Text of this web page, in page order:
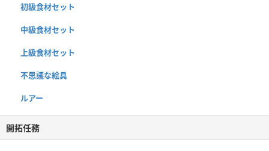
初級食材セット
中級食材セット
上級食材セット
不思議な絵具
ルアー
開拓任務